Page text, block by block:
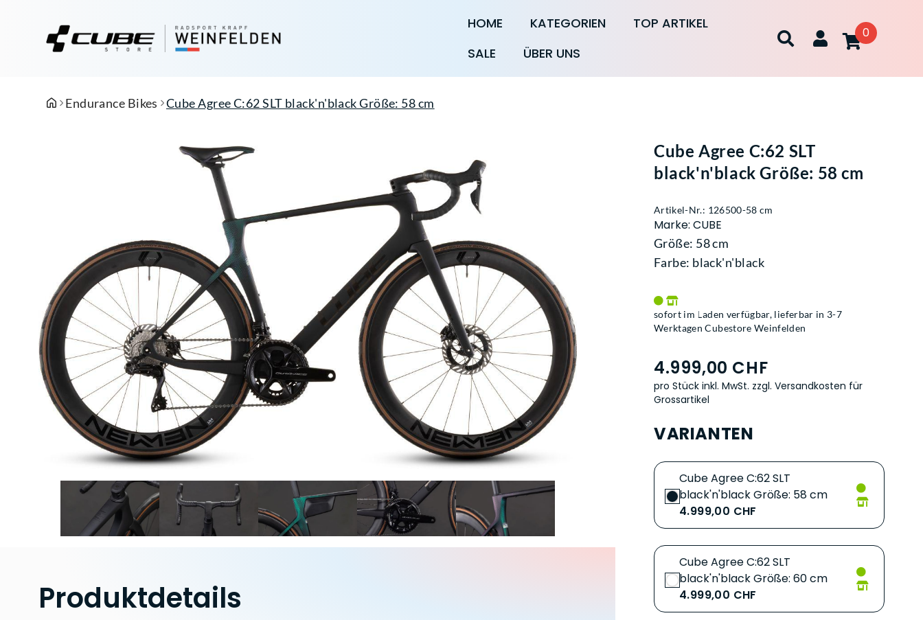
HOME KATEGORIEN
TOP ARTIKEL
SALE
ÜBER UNS
0
Endurance Bikes Cube Agree C:62 SLT black'n'black Größe: 58 cm
Produktdetails
Cube Agree C:62 SLT
black'n'black Größe: 58 cm
Artikel-Nr.: 126500-58 cm
Marke: CUBE
Größe: 58 cm
Farbe: black'n'black
sofort im Laden verfügbar, lieferbar in 3-7
Werktagen Cubestore Weinfelden
4.999,00 CHF
pro Stück inkl. MwSt. zzgl. Versandkosten für
Grossartikel
VARIANTEN
Cube Agree C:62 SLT
black'n'black Größe: 58 cm
4.999,00 CHF
Cube Agree C:62 SLT
black'n'black Größe: 60 cm
4.999,00 CHF